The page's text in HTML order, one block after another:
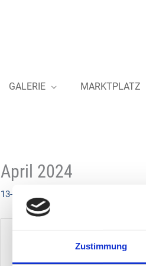
Zustimmung
GALERIE MARKTPLATZ
April 2024
13-03-2024